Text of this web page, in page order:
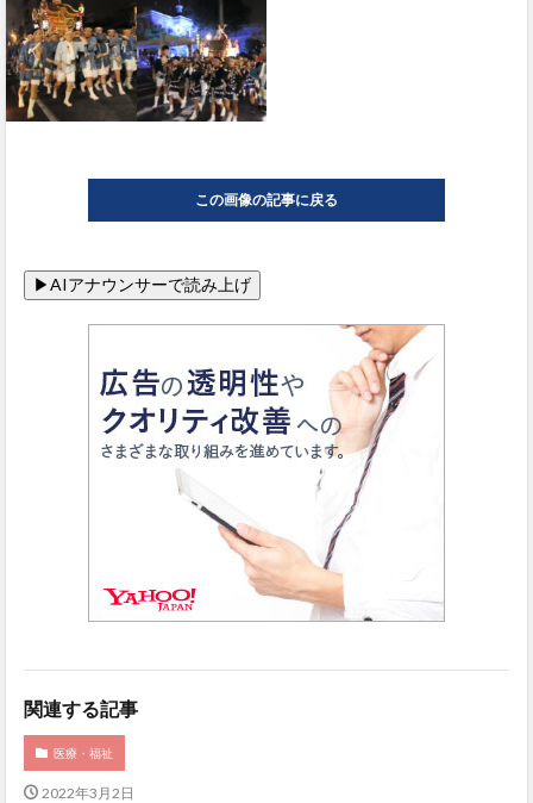
この画像の記事に戻る
関連する記事
医療・福祉
2022年3月2日